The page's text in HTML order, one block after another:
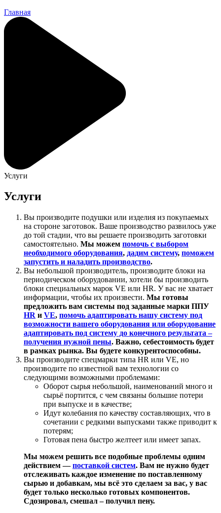
Главная
Услуги
Услуги
Вы производите подушки или изделия из покупаемых
на стороне заготовок. Ваше производство развилось уже
до той стадии, что вы решаете производить заготовки
самостоятельно. Мы можем помочь с выбором
необходимого оборудования, дадим систему, поможем
запустить и наладить производство.
Вы небольшой производитель, производите блоки на
периодическом оборудовании, хотели бы производить
блоки специальных марок VE или HR. У вас не хватает
информации, чтобы их произвести. Мы готовы
предложить вам системы под заданные марки ППУ
HR и VE, помочь адаптировать нашу систему под
возможности вашего оборудования или оборудование
адаптировать под систему до конечного результата –
получения нужной пены. Важно, себестоимость будет
в рамках рынка. Вы будете конкурентоспособны.
Вы производите спецмарки типа HR или VE, но
производите по известной вам технологии со
следующими возможными проблемами:
Оборот сырья небольшой, наименований много и
сырьё портится, с чем связаны большие потери
при выпуске и в качестве;
Идут колебания по качеству составляющих, что в
сочетании с редкими выпусками также приводит к
потерям;
Готовая пена быстро желтеет или имеет запах.
Мы можем решить все подобные проблемы одним
действием —поставкой систем. Вам не нужно будет
отслеживать каждое изменение по поставленному
сырью и добавкам, мы всё это сделаем за вас, у вас
будет только несколько готовых компонентов.
Сдозировал, смешал – получил пену.